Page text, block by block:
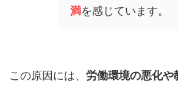
満を感じています。
この原因には、 労働環境の悪化や